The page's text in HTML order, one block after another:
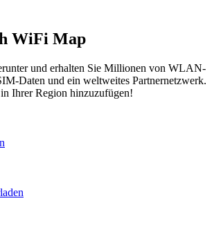
WiFi Map
und erhalten Sie Millionen von WLAN-
Daten und ein weltweites Partnernetzwerk.
Ihrer Region hinzuzufügen!